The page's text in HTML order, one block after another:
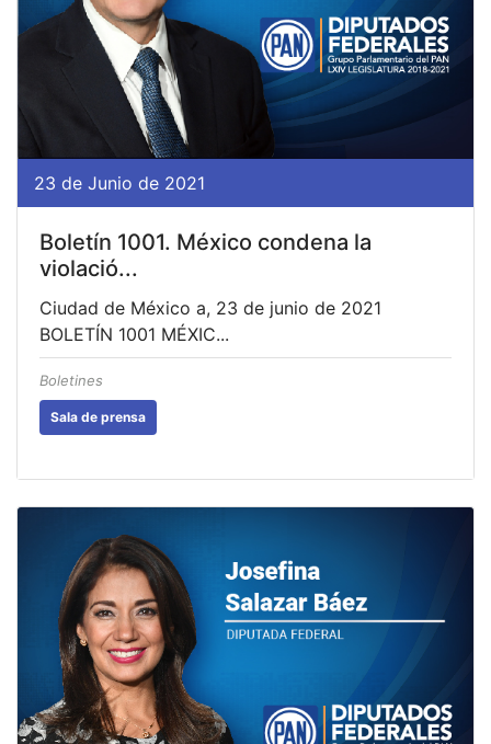
23 de Junio de 2021
Boletín 1001. México condena la
violació...
Ciudad de México a, 23 de junio de 2021
BOLETÍN 1001 MÉXIC...
Boletines
Sala de prensa